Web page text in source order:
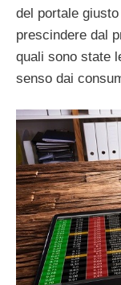
del portale
prescindere dal
quali sono state
senso dai